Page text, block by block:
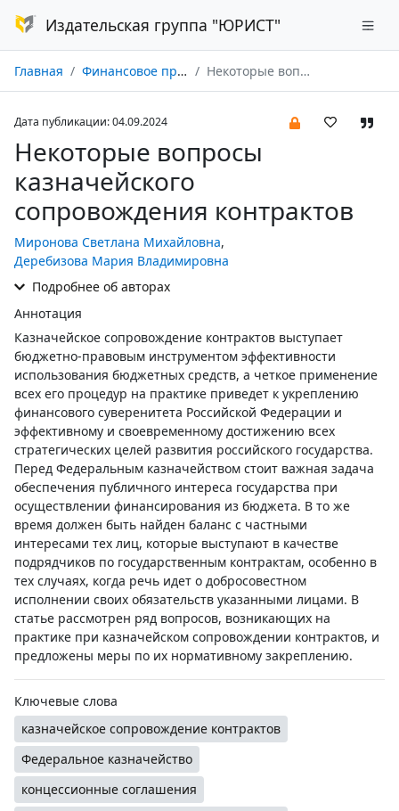
Издательская группа "ЮРИСТ"
Главная Финансовое право № 09/2024 Некоторые вопросы казначейского сопровождения контрактов
Дата публикации: 04.09.2024
Некоторые вопросы
казначейского
сопровождения контрактов
Миронова Светлана Михайловна,
Деребизова Мария Владимировна
Подробнее об авторах
Аннотация
Казначейское сопровождение контрактов выступает
бюджетно-правовым инструментом эффективности
использования бюджетных средств, а четкое применение
всех его процедур на практике приведет к укреплению
финансового суверенитета Российской Федерации и
эффективному и своевременному достижению всех
стратегических целей развития российского государства.
Перед Федеральным казначейством стоит важная задача
обеспечения публичного интереса государства при
осуществлении финансирования из бюджета. В то же
время должен быть найден баланс с частными
интересами тех лиц, которые выступают в качестве
подрядчиков по государственным контрактам, особенно в
тех случаях, когда речь идет о добросовестном
исполнении своих обязательств указанными лицами. В
статье рассмотрен ряд вопросов, возникающих на
практике при казначейском сопровождении контрактов, и
предложены меры по их нормативному закреплению.
Ключевые слова
казначейское сопровождение контрактов
Федеральное казначейство
концессионные соглашения